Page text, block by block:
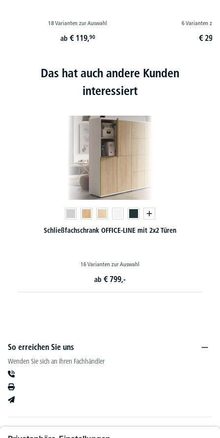
18 Varianten zur Auswahl
ab € 119,90
6 Varianten zur
€ 29,
Das hat auch andere Kunden
interessiert
Schließfachschrank OFFICE-LINE mit 2x2 Türen
16 Varianten zur Auswahl
ab € 799,-
So erreichen Sie uns
Wenden Sie sich an Ihren Fachhändler